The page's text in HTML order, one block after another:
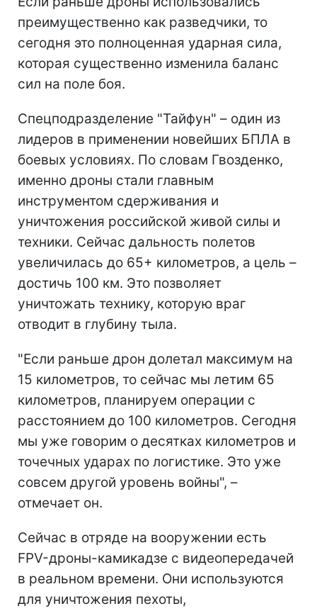
преимущественно как разведчики, то
сегодня это полноценная ударная сила,
которая существенно изменила баланс
сил на поле боя.
Спецподразделение "Тайфун" – один из
лидеров в применении новейших БПЛА в
боевых условиях. По словам Гвозденко,
именно дроны стали главным
инструментом сдерживания и
уничтожения российской живой силы и
техники. Сейчас дальность полетов
увеличилась до 65+ километров, а цель –
достичь 100 км. Это позволяет
уничтожать технику, которую враг
отводит в глубину тыла.
"Если раньше дрон долетал максимум на
15 километров, то сейчас мы летим 65
километров, планируем операции с
расстоянием до 100 километров. Сегодня
мы уже говорим о десятках километров и
точечных ударах по логистике. Это уже
совсем другой уровень войны", –
отмечает он.
Сейчас в отряде на вооружении есть
FPV-дроны-камикадзе с видеопередачей
в реальном времени. Они используются
для уничтожения пехоты,